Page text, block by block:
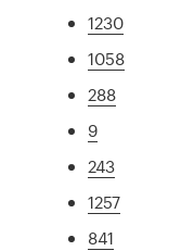
1230
1058
288
9
243
1257
841